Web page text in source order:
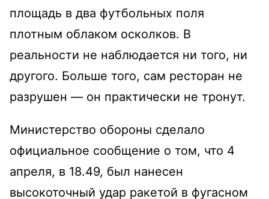
площадь в два футбольных поля
плотным облаком осколков. В
реальности не наблюдается ни того, ни
другого. Больше того, сам ресторан не
разрушен — он практически не тронут.
Министерство обороны сделало
официальное сообщение о том, что 4
апреля, в 18.49, был нанесен
высокоточный удар ракетой в фугасном